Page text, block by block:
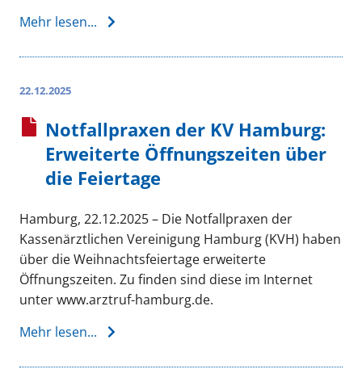
Mehr lesen...
22.12.2025
Notfallpraxen der KV Hamburg:
Erweiterte Öffnungszeiten über
die Feiertage
Hamburg, 22.12.2025 – Die Notfallpraxen der
Kassenärztlichen Vereinigung Hamburg (KVH) haben
über die Weihnachtsfeiertage erweiterte
Öffnungszeiten. Zu finden sind diese im Internet
unter www.arztruf-hamburg.de.
Mehr lesen...